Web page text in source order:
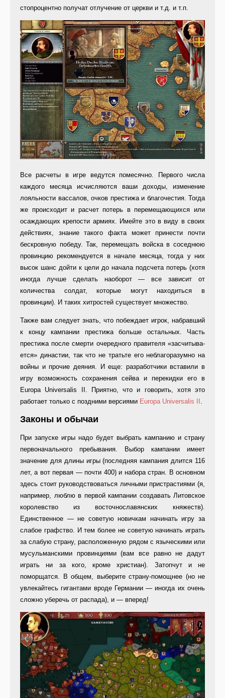
стопроцентно получат отлучение от церкви и т.д. и т.п.
Все расчеты в игре ведутся поме­сячно. Первого числа
каждого меся­ца исчисляются ваши доходы, изме­нение
лояльности вассалов, очков престижа и благочестия. Тогда
же происходит и расчет потерь в пере­мещающихся или
осаждающих кре­пости армиях. Имейте это в виду в своих
действиях, знание такого фак­та может принести почти
бескровную победу. Так, перемещать войска в со­седнюю
провинцию рекомендуется в начале месяца, тогда у них
высок шанс дойти к цели до начала подсче­та потерь (хотя
иногда лучше сделать наоборот — все зависит от
количест­ва солдат, которые могут находиться в
провинции). И таких хитростей су­ществует множество.
Также вам следует знать, что по­беждает игрок, набравший
к концу кампании престижа больше осталь­ных. Часть
престижа после смерти очередного правителя «засчитыва­
ется» династии, так что не тратьте его неблагоразумно на
войны и про­чие деяния. И еще: разработчики вставили в
игру возможность сохра­нения сейва и перекидки его в
Europa Universalis II. Приятно, что и говорить, хотя это
работает только с поздними версиями Europa Universalis II .
Законы и обычаи
При запуске игры надо будет вы­брать кампанию и страну
первона­чального пребывания. Выбор кам­пании имеет
значение для длины иг­ры (последняя кампания длится 116
лет, а вот первая — почти 400) и набора стран. В основном
здесь стоит руководствоваться личными пристрастиями (я,
например, люблю в первой кампании создавать Литов­ское
королевство из восточносла­вянских княжеств).
Единственное — не советую новичкам начинать игру за
слабое графство. И тем более не советую начинать играть
за слабую страну, расположенную рядом с языческими или
мусульманскими провинциями (вам все равно не да­дут
играть ни за кого, кроме христи­ан). Затопчут и не
поморщатся. В общем, выберите страну-помощнее (но не
увлекайтесь гигантами вроде Германии — иногда их очень
слож­но уберечь от распада), и — вперед!